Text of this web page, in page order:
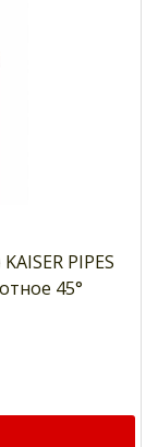
PIPES
45°